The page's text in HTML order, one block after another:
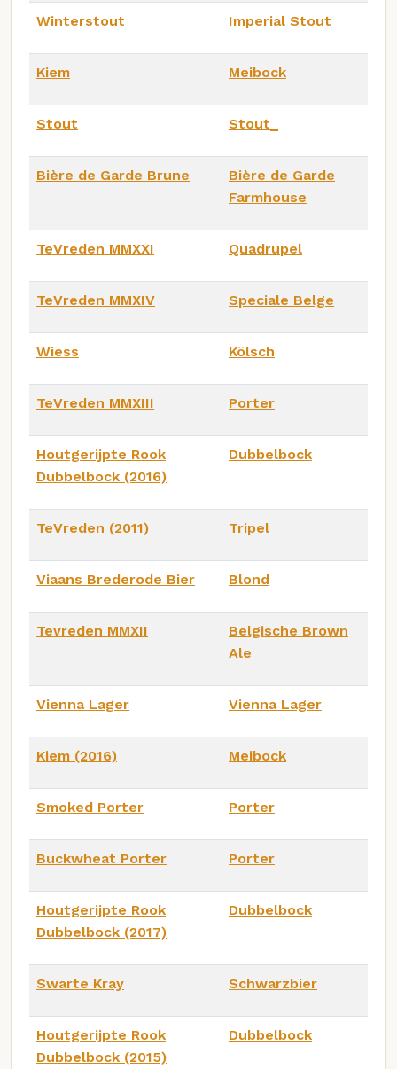
Winterstout Imperial Stout
Kiem Meibock
Stout Stout_
Bière de Garde Brune
Bière de Garde
Farmhouse
TeVreden MMXXI Quadrupel
TeVreden MMXIV Speciale Belge
Wiess Kölsch
TeVreden MMXIII Porter
Houtgerijpte Rook
Dubbelbock (2016)
Dubbelbock
TeVreden (2011) Tripel
Viaans Brederode Bier Blond
Tevreden MMXII
Belgische Brown
Ale
Vienna Lager Vienna Lager
Kiem (2016) Meibock
Smoked Porter Porter
Buckwheat Porter Porter
Houtgerijpte Rook
Dubbelbock (2017)
Dubbelbock
Swarte Kray Schwarzbier
Houtgerijpte Rook
Dubbelbock (2015)
Dubbelbock